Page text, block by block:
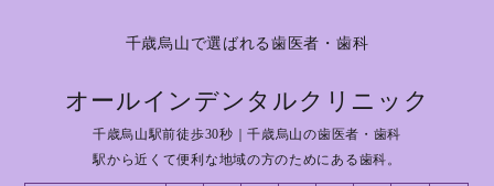
千歳烏山で選ばれる歯医者・歯科
オールインデンタルクリニック
千歳烏山駅前徒歩30秒｜千歳烏山の歯医者・歯科
駅から近くて便利な地域の方のためにある歯科。